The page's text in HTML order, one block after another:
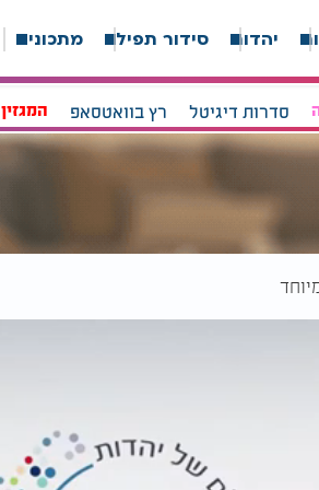
יהדות סידור תפילה מתכונים
סדרות דיגיטל רץ בוואטסאפ המגזין